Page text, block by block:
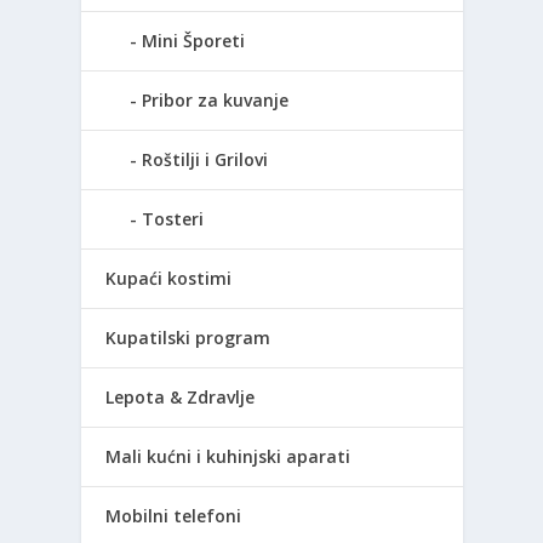
Mini Šporeti
Pribor za kuvanje
Roštilji i Grilovi
Tosteri
Kupaći kostimi
Kupatilski program
Lepota & Zdravlje
Mali kućni i kuhinjski aparati
Mobilni telefoni